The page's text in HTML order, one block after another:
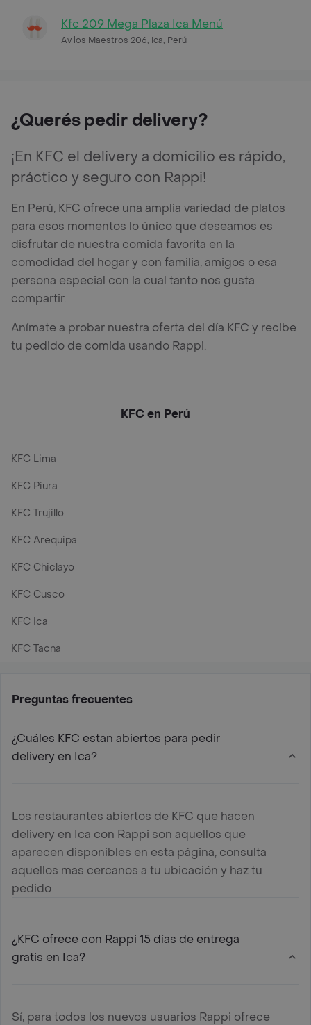
Kfc 209 Mega Plaza Ica Menú
Av los Maestros 206, Ica, Perú
¿Querés pedir delivery?
¡En KFC el delivery a domicilio es rápido,
práctico y seguro con Rappi!
En Perú, KFC ofrece una amplia variedad de platos
para esos momentos lo único que deseamos es
disfrutar de nuestra comida favorita en la
comodidad del hogar y con familia, amigos o esa
persona especial con la cual tanto nos gusta
compartir.
Anímate a probar nuestra oferta del día KFC y recibe
tu pedido de comida usando Rappi.
KFC en Perú
KFC Lima
KFC Piura
KFC Trujillo
KFC Arequipa
KFC Chiclayo
KFC Cusco
KFC Ica
KFC Tacna
Preguntas frecuentes
¿Cuáles KFC estan abiertos para pedir
delivery en Ica?
Los restaurantes abiertos de KFC que hacen
delivery en Ica con Rappi son aquellos que
aparecen disponibles en esta página, consulta
aquellos mas cercanos a tu ubicación y haz tu
pedido
¿KFC ofrece con Rappi 15 días de entrega
gratis en Ica?
Sí, para todos los nuevos usuarios Rappi ofrece